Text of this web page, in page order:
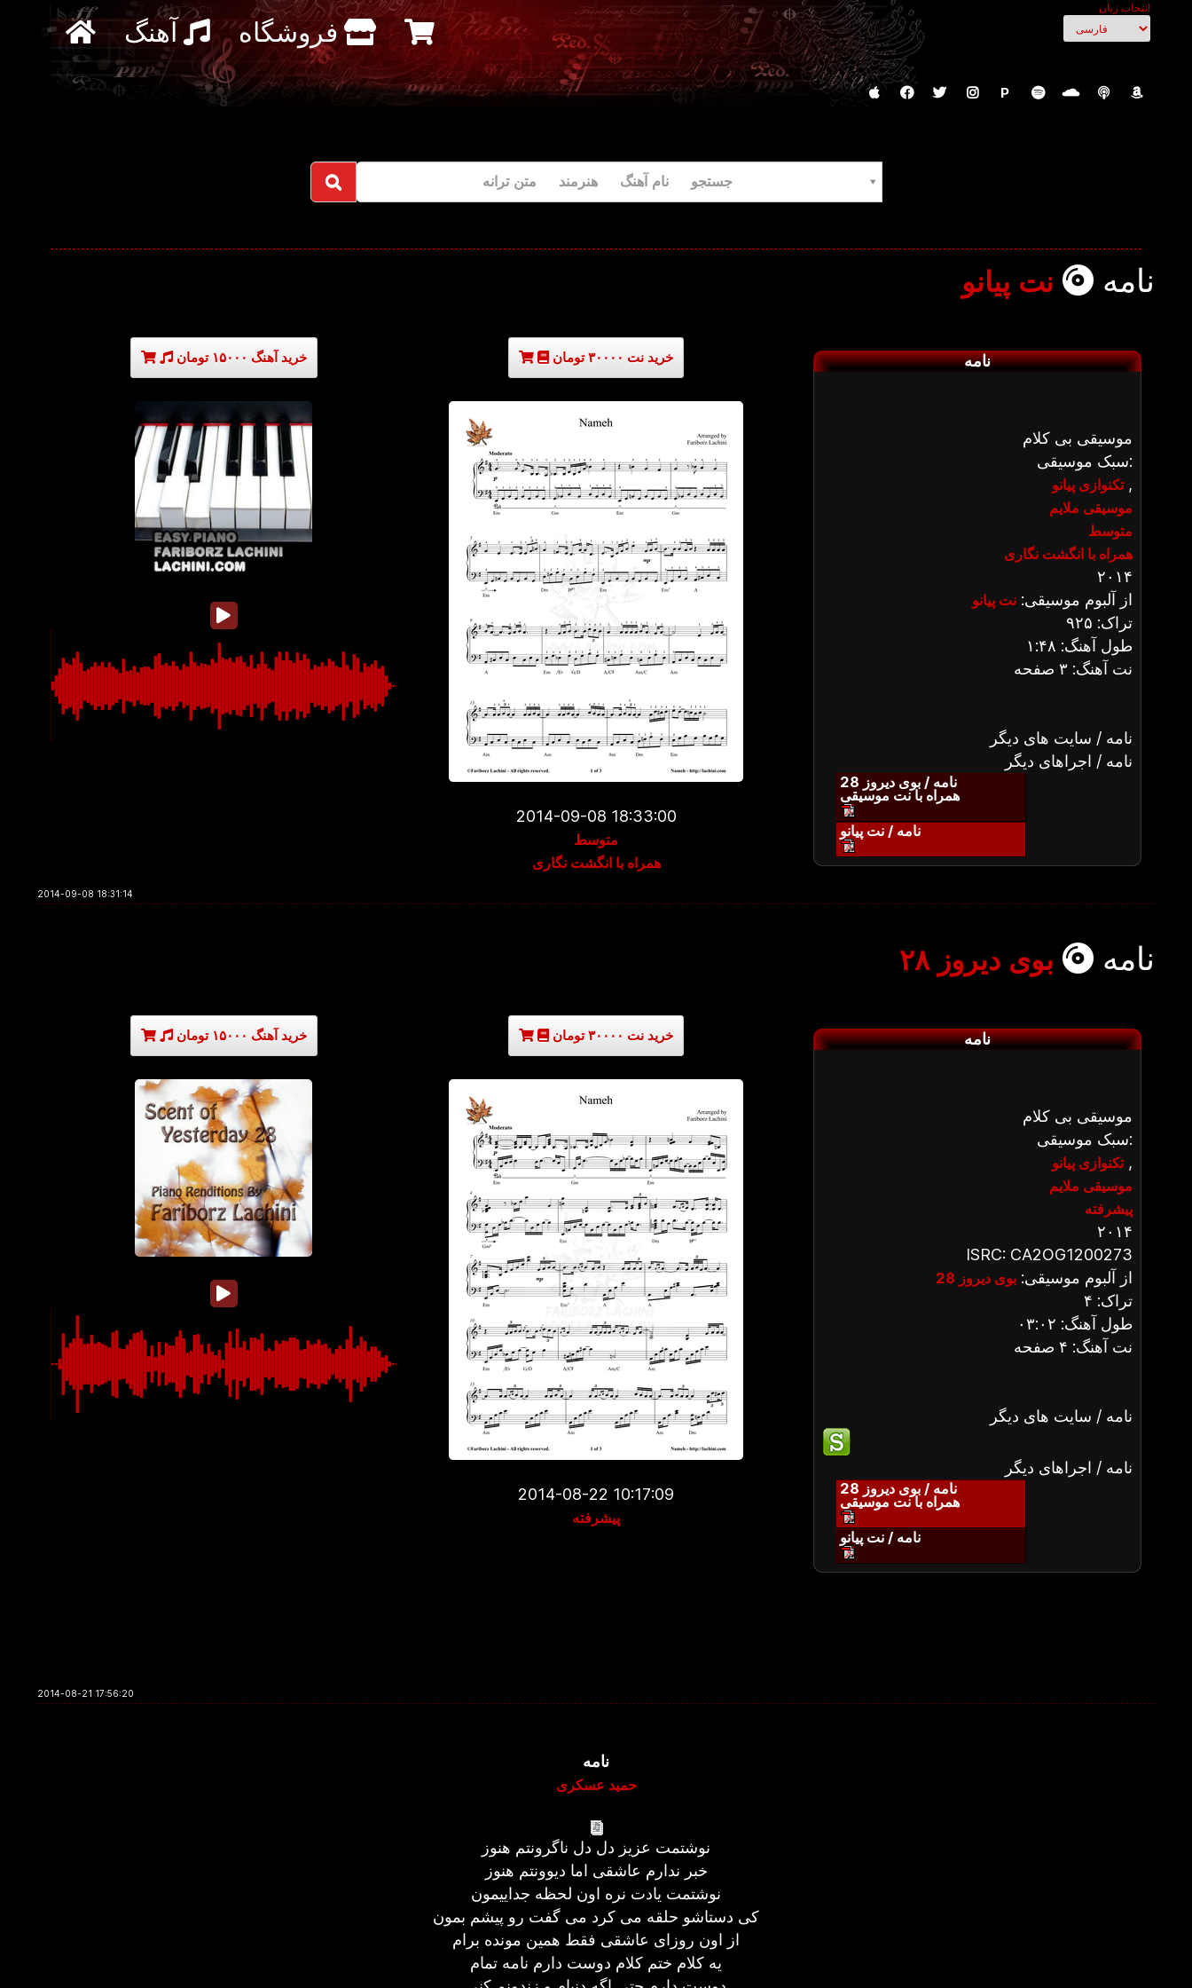
انتخاب زبان
آهنگ فروشگاه
P
جستجو نام آهنگ هنرمند متن ترانه
نامه نت پیانو
خرید آهنگ ۱۵۰۰۰ تومان خرید نت ۳۰۰۰۰ تومان
2014-09-08 18:33:00
متوسط
همراه با انگشت نگاری
نامه
موسیقی بی کلام
سبک موسیقی:
تکنوازی پیانو,
موسیقی ملایم
متوسط
همراه با انگشت نگاری
۲۰۱۴
از آلبوم موسیقی: نت پیانو
تراک: ۹۲۵
طول آهنگ: ۱:۴۸
نت آهنگ: ۳ صفحه
نامه / سایت های دیگر
نامه / اجراهای دیگر
نامه / بوی دیروز 28
همراه با نت موسیقی
نامه / نت پیانو
2014-09-08 18:31:14
نامه بوی دیروز ۲۸
خرید آهنگ ۱۵۰۰۰ تومان خرید نت ۳۰۰۰۰ تومان
2014-08-22 10:17:09
پیشرفته
نامه
موسیقی بی کلام
سبک موسیقی:
تکنوازی پیانو,
موسیقی ملایم
پیشرفته
۲۰۱۴
ISRC: CA2OG1200273
از آلبوم موسیقی: بوی دیروز 28
تراک: ۴
طول آهنگ: ۰۳:۰۲
نت آهنگ: ۴ صفحه
نامه / سایت های دیگر
نامه / اجراهای دیگر
نامه / بوی دیروز 28
همراه با نت موسیقی
نامه / نت پیانو
2014-08-21 17:56:20
نامه
حمید عسکری
نوشتمت عزیز دل دل ناگرونتم هنوز
خبر ندارم عاشقی اما دیوونتم هنوز
نوشتمت یادت نره اون لحظه جداییمون
کی دستاشو حلقه می کرد می گفت رو پیشم بمون
از اون روزای عاشقی فقط همین مونده برام
یه کلام ختم کلام دوست دارم نامه تمام